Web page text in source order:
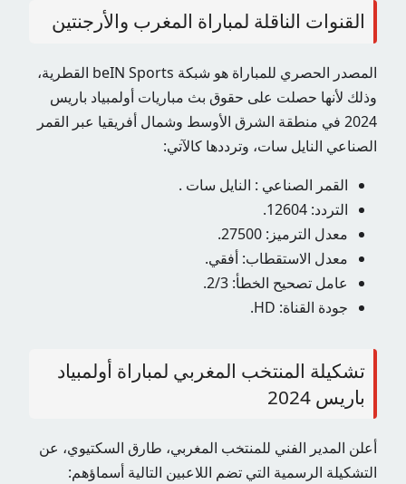
القنوات الناقلة لمباراة المغرب والأرجنتين
المصدر الحصري للمباراة هو شبكة beIN Sports القطرية،
وذلك لأنها حصلت على حقوق بث مباريات أولمبياد باريس
2024 في منطقة الشرق الأوسط وشمال أفريقيا عبر القمر
الصناعي النايل سات، وترددها كالآتي:
القمر الصناعي : النايل سات .
التردد: 12604.
معدل الترميز: 27500.
معدل الاستقطاب: أفقي.
عامل تصحيح الخطأ: 2/3.
جودة القناة: HD.
تشكيلة المنتخب المغربي لمباراة أولمبياد
باريس 2024
أعلن المدير الفني للمنتخب المغربي، طارق السكتيوي، عن
التشكيلة الرسمية التي تضم اللاعبين التالية أسماؤهم: